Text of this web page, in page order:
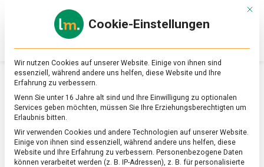
Online-
Magazin
zu
&
Ernährung
SCHLAGWORT:NACHHALTIG
Mit
Cookie-Einstellungen
Wir nutzen Cookies auf unserer Website. Einige von ihnen sind
essenziell, während andere uns helfen, diese Website und Ihre
Erfahrung zu verbessern.
Wenn Sie unter 16 Jahre alt sind und Ihre Einwilligung zu optionalen
Services geben möchten, müssen Sie Ihre Erziehungsberechtigten um
Erlaubnis bitten.
Wir verwenden Cookies und andere Technologien auf unserer Website.
Einige von ihnen sind essenziell, während andere uns helfen, diese
Website und Ihre Erfahrung zu verbessern. Personenbezogene Daten
können verarbeitet werden (z. B. IP-Adressen), z. B. für personalisierte